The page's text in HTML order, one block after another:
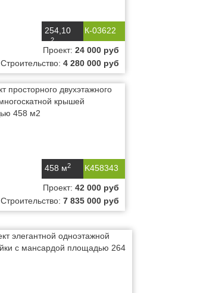
К-03622
254,10
м2
Проект:24 000 руб
Строительство:4 280 000 руб
K458343
458 м2
Проект:42 000 руб
Строительство:7 835 000 руб